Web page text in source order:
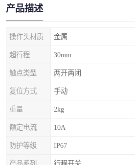
产品描述
操作头材质 金属
超行程 30mm
触点类型 两开两闭
复位方式 手动
重量 2kg
额定电流 10A
防护等级 IP67